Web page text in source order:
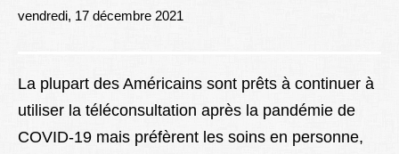
Better Health
vendredi, 17 décembre 2021
La plupart des Américains sont prêts à continuer à
utiliser la téléconsultation après la pandémie de
COVID-19 mais préfèrent les soins en personne,